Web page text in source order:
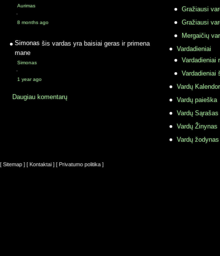
Aurimas
·
8 months ago
Simonas šis vardas yra baisiai geras ir primena
mane
Simonas
·
1 year ago
Daugiau komentarų
Gražiausi
Gražiausi
Mergaičių
Vardadieniai
Vardadieniai
Vardadieniai
Vardų
Vardų paieška
Vardų Sąrašas
Vardų Žinynas
Vardų
[ Sitemap ] [ Kontaktai ] [ Privatumo politika ]